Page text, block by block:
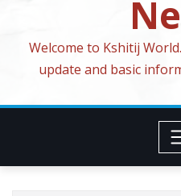
Welcome to Kshitij
update and basic